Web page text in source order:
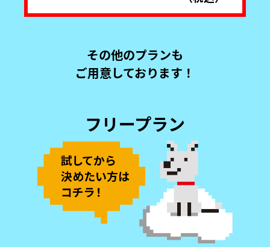
その他のプランも
ご用意しております！
フリープラン